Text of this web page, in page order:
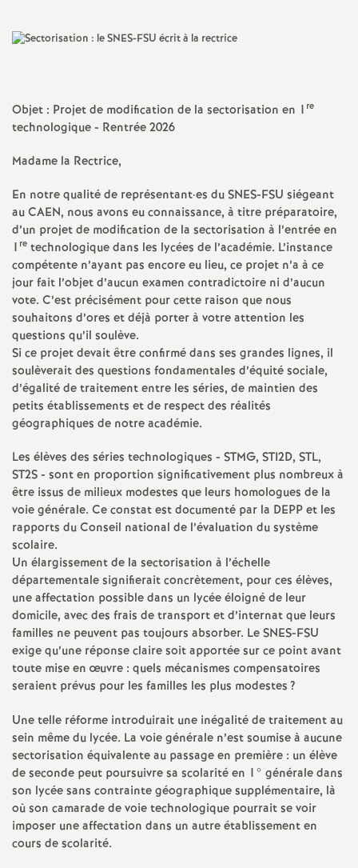
i
n
a
l
d
e
s
E
n
s
e
i
g
n
e
m
e
Objet : Projet de modification de la sectorisation en 1 re
technologique - Rentrée 2026
Madame la Rectrice,
En notre qualité de représentant·es du SNES-FSU siégeant
au CAEN, nous avons eu connaissance, à titre préparatoire,
d’un projet de modification de la sectorisation à l’entrée en
1 re technologique dans les lycées de l’académie. L’instance
compétente n’ayant pas encore eu lieu, ce projet n’a à ce
jour fait l’objet d’aucun examen contradictoire ni d’aucun
vote. C’est précisément pour cette raison que nous
souhaitons d’ores et déjà porter à votre attention les
questions qu’il soulève.
Si ce projet devait être confirmé dans ses grandes lignes, il
soulèverait des questions fondamentales d’équité sociale,
d’égalité de traitement entre les séries, de maintien des
petits établissements et de respect des réalités
géographiques de notre académie.
Les élèves des séries technologiques - STMG, STI2D, STL,
ST2S - sont en proportion significativement plus nombreux à
être issus de milieux modestes que leurs homologues de la
voie générale. Ce constat est documenté par la DEPP et les
rapports du Conseil national de l’évaluation du système
scolaire.
Un élargissement de la sectorisation à l’échelle
départementale signifierait concrètement, pour ces élèves,
une affectation possible dans un lycée éloigné de leur
domicile, avec des frais de transport et d’internat que leurs
familles ne peuvent pas toujours absorber. Le SNES-FSU
exige qu’une réponse claire soit apportée sur ce point avant
toute mise en œuvre : quels mécanismes compensatoires
seraient prévus pour les familles les plus modestes?
Une telle réforme introduirait une inégalité de traitement au
sein même du lycée. La voie générale n’est soumise à aucune
sectorisation équivalente au passage en première : un élève
de seconde peut poursuivre sa scolarité en 1° générale dans
son lycée sans contrainte géographique supplémentaire, là
où son camarade de voie technologique pourrait se voir
imposer une affectation dans un autre établissement en
cours de scolarité.